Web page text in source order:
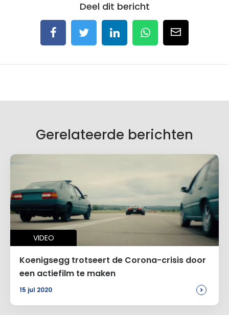
Deel dit bericht
Gerelateerde berichten
VIDEO
Koenigsegg trotseert de Corona-crisis door
een actiefilm te maken
15 jul 2020 >